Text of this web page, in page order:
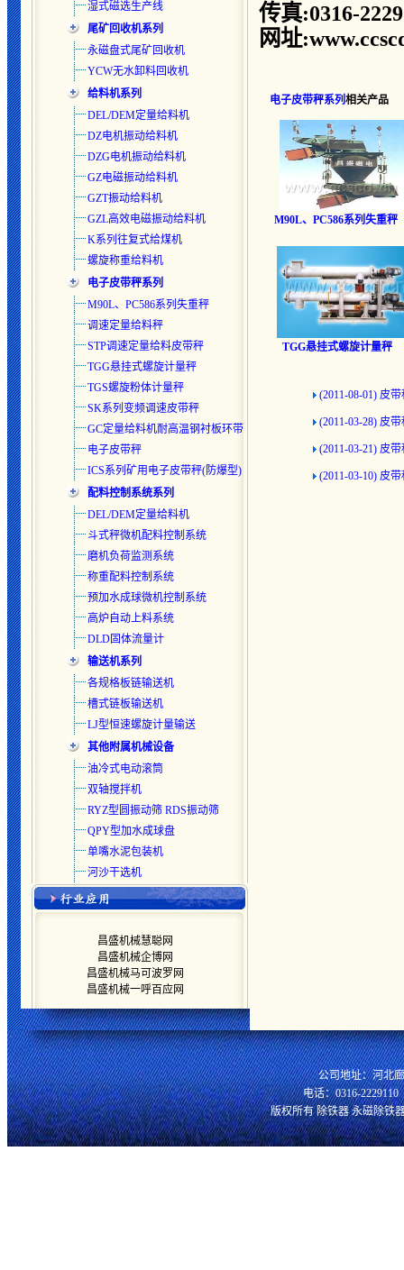
湿式磁选生产线
尾矿回收机系列
永磁盘式尾矿回收机
YCW无水卸料回收机
给料机系列
DEL/DEM定量给料机
DZ电机振动给料机
DZG电机振动给料机
GZ电磁振动给料机
GZT振动给料机
GZL高效电磁振动给料机
K系列往复式给煤机
螺旋称重给料机
电子皮带秤系列
M90L、PC586系列失重秤
调速定量给料秤
STP调速定量给料皮带秤
TGG悬挂式螺旋计量秤
TGS螺旋粉体计量秤
SK系列变频调速皮带秤
GC定量给料机耐高温钢衬板环带
电子皮带秤
ICS系列矿用电子皮带秤(防爆型)
配料控制系统系列
DEL/DEM定量给料机
斗式秤微机配料控制系统
磨机负荷监测系统
称重配料控制系统
预加水成球微机控制系统
高炉自动上料系统
DLD固体流量计
输送机系列
各规格板链输送机
槽式链板输送机
LJ型恒速螺旋计量输送
其他附属机械设备
油冷式电动滚筒
双轴搅拌机
RYZ型圆振动筛 RDS振动筛
QPY型加水成球盘
单嘴水泥包装机
河沙干选机
昌盛机械慧聪网
昌盛机械企博网
昌盛机械马可波罗网
昌盛机械一呼百应网
传真:0316-
网址
电子皮带秤系列相关产品
M90L、PC586系列失重秤
TGG悬挂式螺旋计量秤
(2011-08-01) 皮带
(2011-03-28) 皮带
(2011-03-21) 皮带
(2011-03-10) 皮带
公司地址：河北
电话：0316-2229110
版权所有 除铁器 永磁除铁